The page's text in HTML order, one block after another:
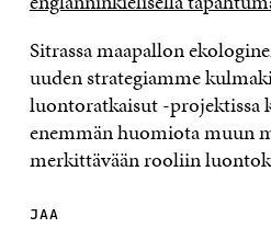
Sitrassa maapallon
uuden strategiamme
luontoratkaisut -projektissa
enemmän huomiota muun
merkittävään rooliin
JAA